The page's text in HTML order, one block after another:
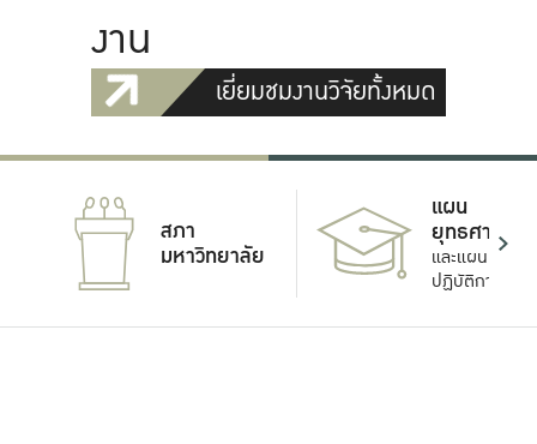
งาน
เยี่ยมชมงานวิจัยทั้งหมด
สภา
มหาวิทยาลัย
แผน
ยุทธศาสตร์
และแผน
ปฏิบัติการ